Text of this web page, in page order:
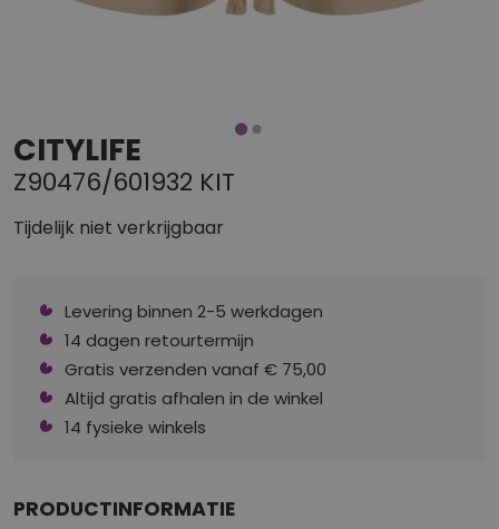
CITYLIFE
Z90476/601932 KIT
Tijdelijk niet verkrijgbaar
Levering binnen 2-5 werkdagen
14 dagen retourtermijn
Gratis verzenden vanaf € 75,00
Altijd gratis afhalen in de winkel
14 fysieke winkels
PRODUCTINFORMATIE